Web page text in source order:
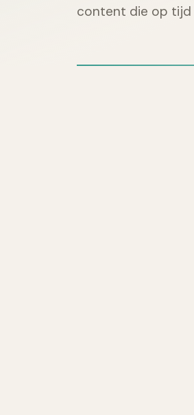
content die op